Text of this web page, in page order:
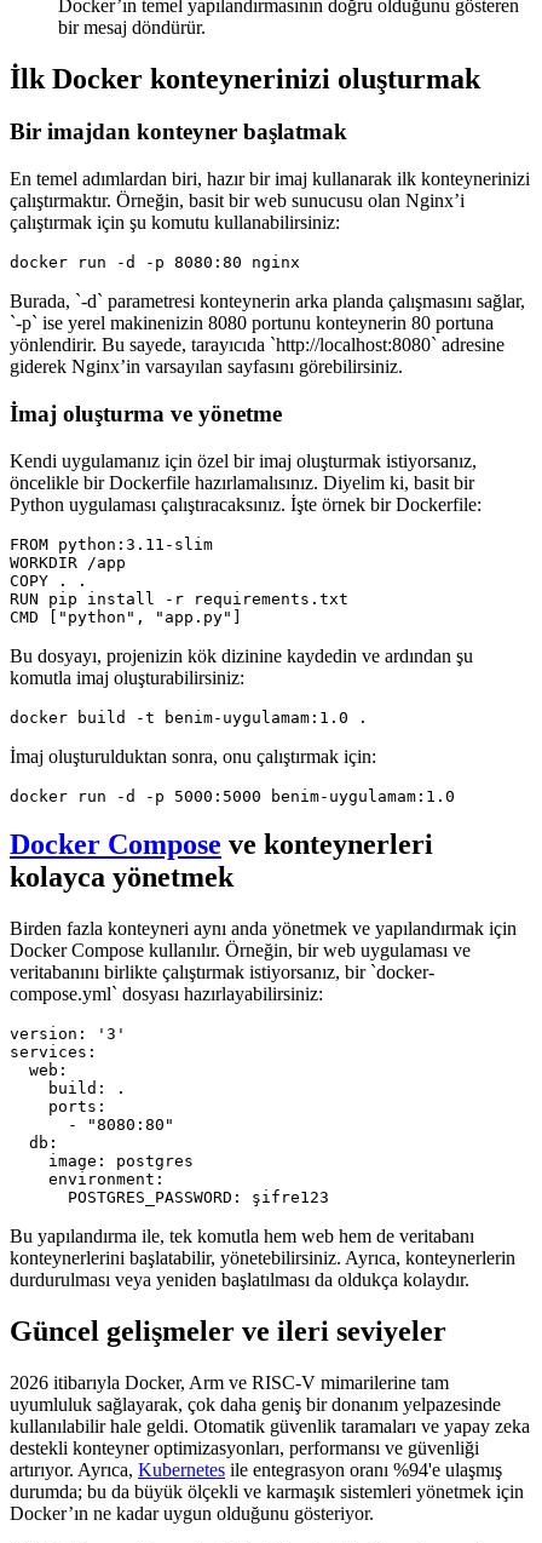
Docker’ın temel yapılandırmasının doğru olduğunu gösteren
bir mesaj döndürür.
İlk Docker konteynerinizi oluşturmak
Bir imajdan konteyner başlatmak
En temel adımlardan biri, hazır bir imaj kullanarak ilk konteynerinizi
çalıştırmaktır. Örneğin, basit bir web sunucusu olan Nginx’i
çalıştırmak için şu komutu kullanabilirsiniz:
docker run -d -p 8080:80 nginx
Burada, `-d` parametresi konteynerin arka planda çalışmasını sağlar,
`-p` ise yerel makinenizin 8080 portunu konteynerin 80 portuna
yönlendirir. Bu sayede, tarayıcıda `http://localhost:8080` adresine
giderek Nginx’in varsayılan sayfasını görebilirsiniz.
İmaj oluşturma ve yönetme
Kendi uygulamanız için özel bir imaj oluşturmak istiyorsanız,
öncelikle bir Dockerfile hazırlamalısınız. Diyelim ki, basit bir
Python uygulaması çalıştıracaksınız. İşte örnek bir Dockerfile:
FROM python:3.11-slim
WORKDIR /app
COPY . .
RUN pip install -r requirements.txt
CMD ["python", "app.py"]
Bu dosyayı, projenizin kök dizinine kaydedin ve ardından şu
komutla imaj oluşturabilirsiniz:
docker build -t benim-uygulamam:1.0 .
İmaj oluşturulduktan sonra, onu çalıştırmak için:
docker run -d -p 5000:5000 benim-uygulamam:1.0
Docker Compose ve konteynerleri
kolayca yönetmek
Birden fazla konteyneri aynı anda yönetmek ve yapılandırmak için
Docker Compose kullanılır. Örneğin, bir web uygulaması ve
veritabanını birlikte çalıştırmak istiyorsanız, bir `docker-
compose.yml` dosyası hazırlayabilirsiniz:
version: '3'
services:
  web:
    build: .
    ports:
      - "8080:80"
  db:
    image: postgres
    environment:
      POSTGRES_PASSWORD: şifre123
Bu yapılandırma ile, tek komutla hem web hem de veritabanı
konteynerlerini başlatabilir, yönetebilirsiniz. Ayrıca, konteynerlerin
durdurulması veya yeniden başlatılması da oldukça kolaydır.
Güncel gelişmeler ve ileri seviyeler
2026 itibarıyla Docker, Arm ve RISC-V mimarilerine tam
uyumluluk sağlayarak, çok daha geniş bir donanım yelpazesinde
kullanılabilir hale geldi. Otomatik güvenlik taramaları ve yapay zeka
destekli konteyner optimizasyonları, performansı ve güvenliği
artırıyor. Ayrıca, Kubernetes ile entegrasyon oranı %94'e ulaşmış
durumda; bu da büyük ölçekli ve karmaşık sistemleri yönetmek için
Docker’ın ne kadar uygun olduğunu gösteriyor.